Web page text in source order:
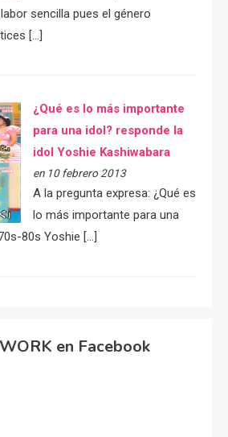
sencilla pues el género
[…]
¿Qué es lo más importante
para una idol? responde la
idol Yoshie Kashiwabara
en 10 febrero 2013
A la pregunta expresa: ¿Qué es
lo más importante para una
80s Yoshie […]
en Facebook